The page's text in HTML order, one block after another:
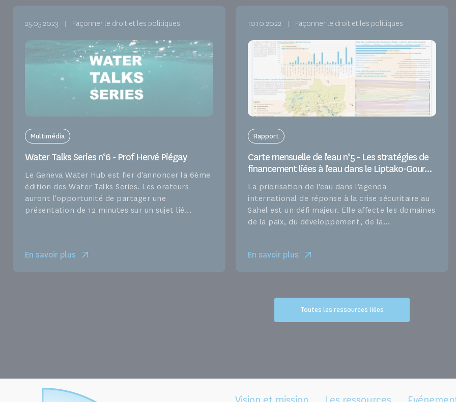
25.05.2023 Façonner le droit et les politiques
Multimédia
Water Talks Series n°6 - Prof Hervé Piégay
Le Geneva Water Hub est fier d'annoncer la 6ème
édition des Water Talks Series. Les orateurs
auront l'opportunité de partager une
présentation de 12 minutes sur un sujet lié...
En savoir plus
10.10.2022 Façonner le droit et les politiques
Rapport
Carte mensuelle de l'eau n°5 - Les stratégies de
financement liées à l'eau dans le Liptako-Gour...
La priorisation de l'eau dans l'agenda
international de réponse à la crise sécuritaire au
Sahel est un défi majeur. Elle affecte les domaines
de la paix, du développement, de la...
En savoir plus
Toutes les ressources liées